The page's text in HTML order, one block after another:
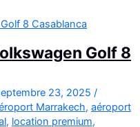
Golf 8
23, 2025 /
Marrakech, aéroport
, location premium,